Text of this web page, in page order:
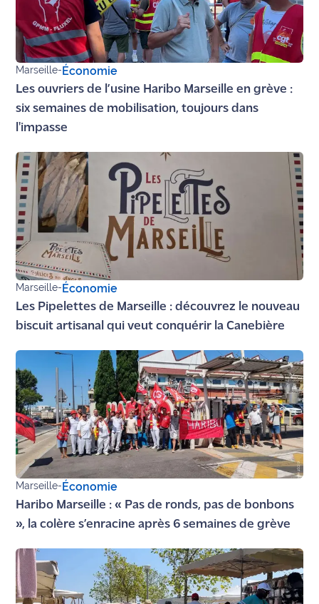
Marseille-Économie
Les ouvriers de l’usine Haribo Marseille en grève :
six semaines de mobilisation, toujours dans
l'impasse
Marseille-Économie
Les Pipelettes de Marseille : découvrez le nouveau
biscuit artisanal qui veut conquérir la Canebière
Marseille-Économie
Haribo Marseille : « Pas de ronds, pas de bonbons
», la colère s’enracine après 6 semaines de grève